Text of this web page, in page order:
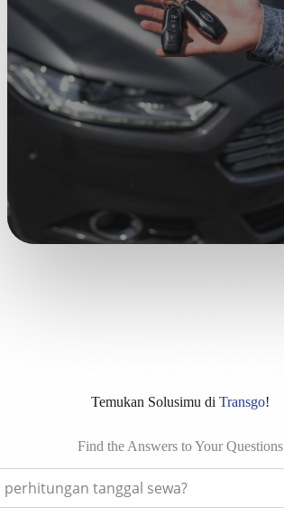
Temukan Solusimu di Transgo!
Find the Answers to Your Questions
tanggal sewa?